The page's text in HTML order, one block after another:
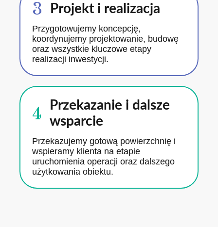
3 Projekt i realizacja
Przygotowujemy koncepcję,
koordynujemy projektowanie, budowę
oraz wszystkie kluczowe etapy
realizacji inwestycji.
4
Przekazanie i dalsze
wsparcie
Przekazujemy gotową powierzchnię i
wspieramy klienta na etapie
uruchomienia operacji oraz dalszego
użytkowania obiektu.